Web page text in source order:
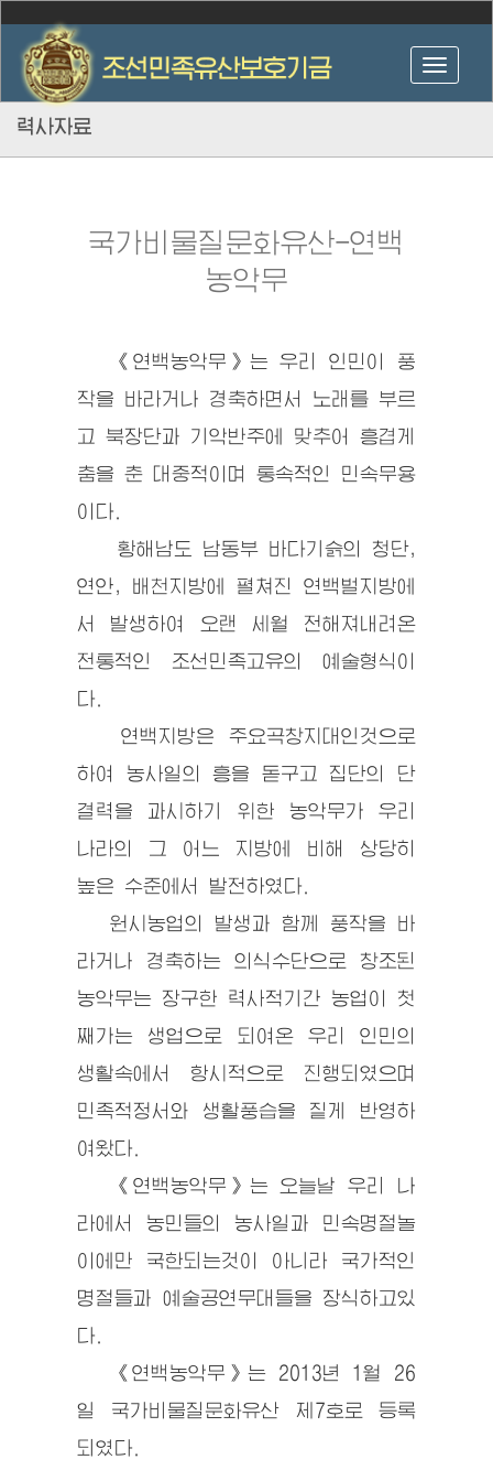
력사자료
국가비물질문화유산-연백
농악무
《연백농악무》는 우리 인민이 풍
작을 바라거나 경축하면서 노래를 부르
고 북장단과 기악반주에 맞추어 흥겹게
춤을 춘 대중적이며 통속적인 민속무용
이다.
황해남도 남동부 바다기슭의 청단,
연안, 배천지방에 펼쳐진 연백벌지방에
서 발생하여 오랜 세월 전해져내려온
전통적인 조선민족고유의 예술형식이
다.
연백지방은 주요곡창지대인것으로
하여 농사일의 흥을 돋구고 집단의 단
결력을 과시하기 위한 농악무가 우리
나라의 그 어느 지방에 비해 상당히
높은 수준에서 발전하였다.
원시농업의 발생과 함께 풍작을 바
라거나 경축하는 의식수단으로 창조된
농악무는 장구한 력사적기간 농업이 첫
째가는 생업으로 되여온 우리 인민의
생활속에서 항시적으로 진행되였으며
민족적정서와 생활풍습을 짙게 반영하
여왔다.
《연백농악무》는 오늘날 우리 나
라에서 농민들의 농사일과 민속명절놀
이에만 국한되는것이 아니라 국가적인
명절들과 예술공연무대들을 장식하고있
다.
《연백농악무》는 2013년 1월 26
일 국가비물질문화유산 제7호로 등록
되였다.